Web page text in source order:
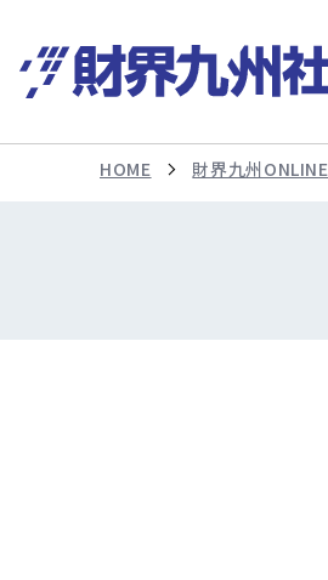
HOME 財界九州ONLINE